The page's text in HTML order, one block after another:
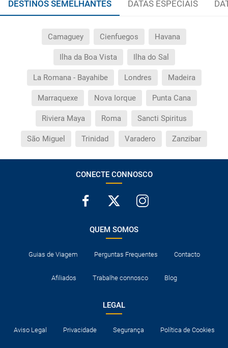
DESTINOS SEMELHANTES DATAS ESPECIAIS
Camaguey Cienfuegos Havana
Ilha da Boa Vista Ilha do Sal
La Romana - Bayahibe Londres Madeira
Marraquexe Nova Iorque Punta Cana
Riviera Maya Roma Sancti Spiritus
São Miguel Trinidad Varadero Zanzibar
CONECTE CONNOSCO
QUEM SOMOS
Guias de Viagem Perguntas Frequentes Contacto
Afiliados Trabalhe connosco Blog
LEGAL
Aviso Legal Privacidade Segurança Política de Cookies